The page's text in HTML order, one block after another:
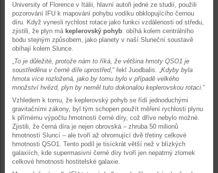
University of Florence v Itálii, hlavní autoři jedné ze studií, použili
pozorování IFU k mapování pohybu vodíku obklopujícího černou
díru. Když vynesli rychlost rotace jako funkci vzdálenosti od středu,
zjistili, že plyn má keplerovský pohyb: obíhá kolem centrálního
bodu stejným způsobem, jako planety v naší Sluneční soustavě
obíhají kolem Slunce.
To je důležité, protože nám to říká, že většina hmoty QSO1 je
soustředěna v černé díře uprostřed,“ řekl Juodbalis. „ Kdyby byla
hmota více rozložená, jako by tomu bylo v případě velkého
množství hvězd, plyn by neměl tuto dokonalou keplerovskou rotaci .“
Vzhledem k tomu, že keplerovský pohyb se řídí jednoduchými
gravitačními zákony, byl tým schopen použít měření rychlosti plynu
k přímému výpočtu hmotnosti černé díry, což dříve nebylo možné.
Zjistili, že černá díra je nejen obrovská – zhruba 50 milionů
hmotností Sluncí – ale tvoří až ohromující dvě třetiny celkové
hmotnosti QSO1. Tento podíl je tisíckrát větší než v blízkých
galaxiích, kde supermasivní černé díry tvoří jen nepatrný zlomek
celkové hmotnosti hostitelské galaxie.